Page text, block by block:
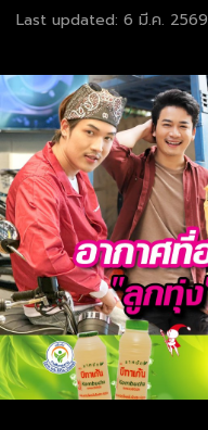
Last updated: 6 มี.ค. 2569